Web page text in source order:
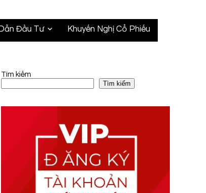
Đầu Tư Khuyến Nghị Cổ Phiếu
Tìm kiếm
Tìm kiếm